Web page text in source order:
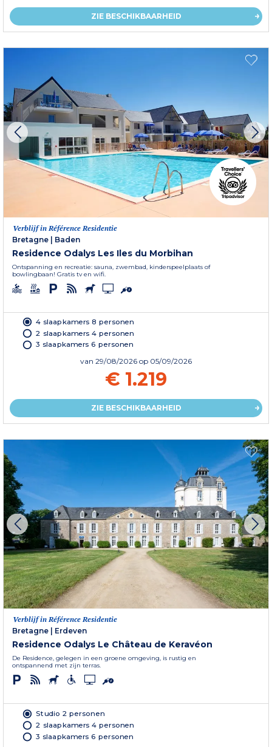
ZIE BESCHIKBAARHEID
Verblijf in Référence Residentie
Bretagne | Baden
Residence Odalys Les Iles du Morbihan
Ontspanning en recreatie: sauna, zwembad, kinderspeelplaats of
bowlingbaan! Gratis tv en wifi.
4 slaapkamers 8 personen
2 slaapkamers 4 personen
3 slaapkamers 6 personen
van 29/08/2026 op 05/09/2026
€ 1.219
ZIE BESCHIKBAARHEID
Verblijf in Référence Residentie
Bretagne | Erdeven
Residence Odalys Le Château de Keravéon
De Residence, gelegen in een groene omgeving, is rustig en
ontspannend met zijn terras.
Studio 2 personen
2 slaapkamers 4 personen
3 slaapkamers 6 personen